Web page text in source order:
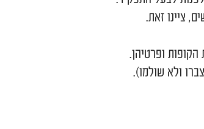
המסמכים העיקריים שתידרשו
בקפדנות ובפירוט. ניתן להוריד
ניתן לקבל עותק מבעל התפקיד